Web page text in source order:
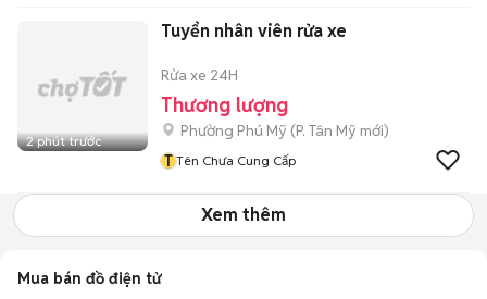
2 phút trước
Tuyển nhân viên rửa xe
Rửa xe 24H
Thương lượng
Phường Phú Mỹ (P. Tân Mỹ mới)
T Tên Chưa Cung Cấp
Xem thêm
Mua bán đồ điện tử